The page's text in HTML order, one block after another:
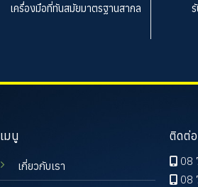
เครื่องมือที่ทันสมัยมาตรฐานสากล
เมนู
เกี่ยวกับเรา
ติดต่อ
08
08